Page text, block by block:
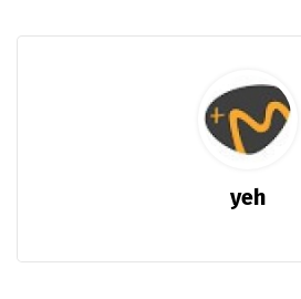
yeh